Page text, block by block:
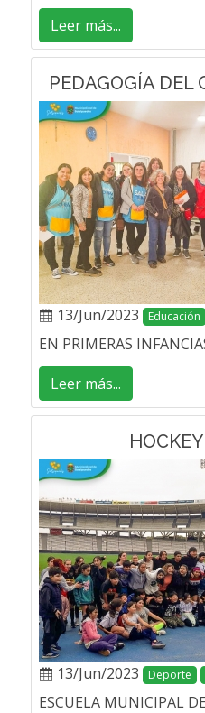
Leer más...
PEDAGOGÍA DEL
13/Jun/2023 Educación
EN PRIMERAS
Leer más...
HOCKEY
13/Jun/2023 Deporte
ESCUELA MUNICIPAL